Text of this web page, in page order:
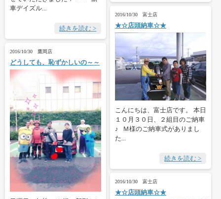
車デイズル...
続きを読む >
2016/10/30 富士店
★☆店頭納車☆★
こんにちは、富士店です。 本日
１０月３０日、２組目のご納車
♪ Ｍ様のご納車式がありまし
た...
続きを読む >
2016/10/30 鷹岡店
どうしても、恥ずかしいの～～
2016/10/30 富士店
★☆店頭納車☆★